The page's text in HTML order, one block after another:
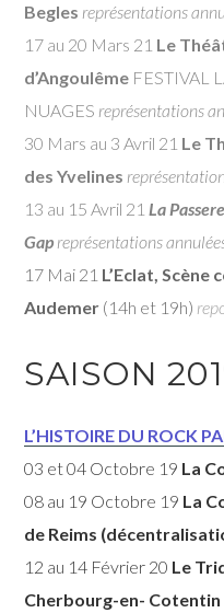
Begles représentations
17 au 20 Mars 21 Le
d’Angoulême FESTIVAL
NUAGES représentations
30 Mars au 3 Avril 21 Le
des Yvelines
13 au 15 Avril 21La
Gap représentations
17 Mai 21 L’Eclat,
Audemer (14h et 19h)
SAISON
L’HISTOIRE DU ROCK
03 et 04 Octobre 19 La
08 au 19 Octobre 19 La
de Reims
12 au 14 Février 20 Le
Cherbourg-en- Cotentin